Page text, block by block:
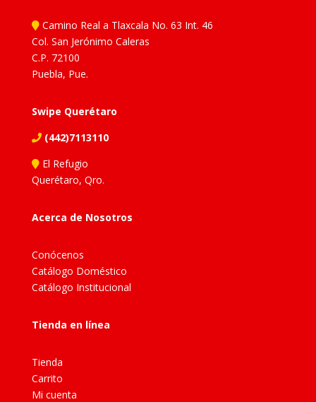
Camino Real a Tlaxcala No. 63 Int. 46
Col. San Jerónimo Caleras
C.P. 72100
Puebla, Pue.
Swipe Querétaro
(442)7113110
El Refugio
Querétaro, Qro.
Acerca de Nosotros
Conócenos
Catálogo Doméstico
Catálogo Institucional
Tienda en línea
Tienda
Carrito
Mi cuenta